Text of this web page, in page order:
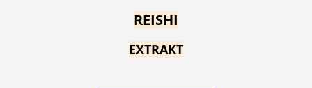
REISHI
EXTRAKT